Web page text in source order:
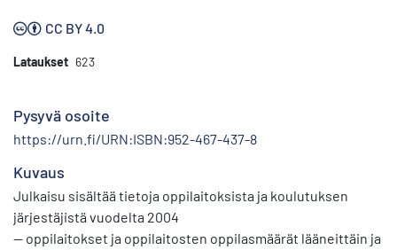
CC BY 4.0
Lataukset 623
Pysyvä osoite
https://urn.fi/URN:ISBN:952-467-437-8
Kuvaus
Julkaisu sisältää tietoja oppilaitoksista ja koulutuksen
järjestäjistä vuodelta 2004
— oppilaitokset ja oppilaitosten oppilasmäärät lääneittäin ja